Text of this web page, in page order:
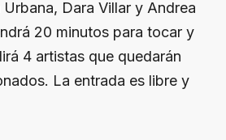
Dara Villar y Andrea
20 minutos para tocar y
4 artistas que quedarán
La entrada es libre y